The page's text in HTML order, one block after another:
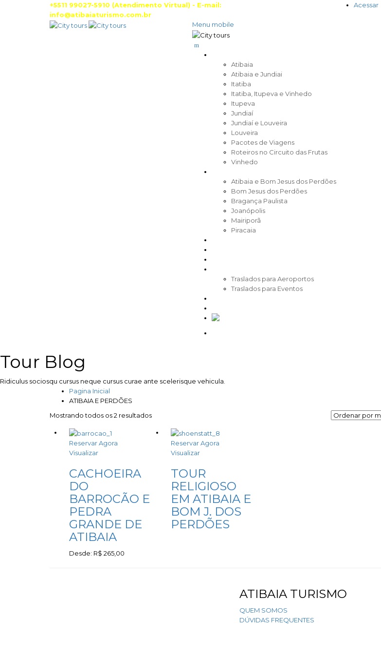
+5511 99027-5910 (Atendimento Virtual) - E-mail:
info@atibaiaturismo.com.br
Acessar
Menu mobile
Atibaia
Atibaia e Jundiai
Itatiba
Itatiba, Itupeva e Vinhedo
Itupeva
Jundiaí
Jundiaí e Louveira
Louveira
Pacotes de Viagens
Roteiros no Circuito das Frutas
Vinhedo
Atibaia e Bom Jesus dos Perdões
Bom Jesus dos Perdões
Bragança Paulista
Joanópolis
Mairiporã
Piracaia
Traslados para Aeroportos
Traslados para Eventos
Tour Blog
Ridiculus sociosqu cursus neque cursus curae ante scelerisque vehicula.
Pagina Inicial
ATIBAIA E PERDÕES
Mostrando todos os 2 resultados
Reservar Agora
Visualizar
CACHOEIRA
DO
BARROCÃO E
PEDRA
GRANDE DE
ATIBAIA
Desde: R$ 265,00
Reservar Agora
Visualizar
TOUR
RELIGIOSO
EM ATIBAIA E
BOM J. DOS
PERDÕES
ATIBAIA TURISMO
QUEM SOMOS
DÚVIDAS FREQUENTES